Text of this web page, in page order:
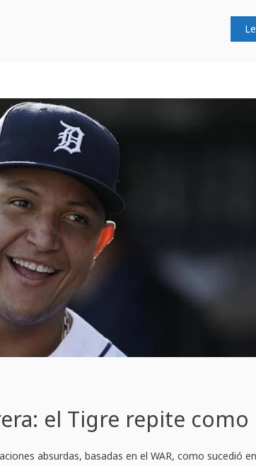
el Tigre repite como
absurdas, basadas en el WAR, como sucedió